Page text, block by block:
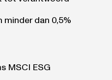
minder dan 0,5%
MSCI ESG